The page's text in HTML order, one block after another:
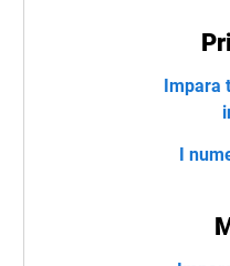
Impara
I